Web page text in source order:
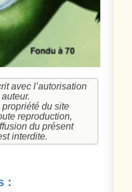
avec l’autorisation
du site
reproduction,
du présent
interdite.
: